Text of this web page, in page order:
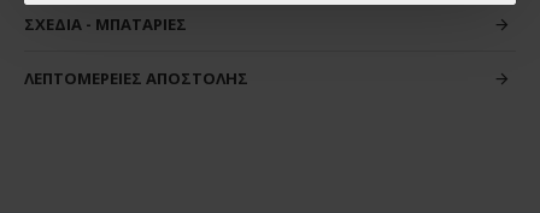
ΣΧΈΔΙΑ - ΜΠΑΤΑΡΊΕΣ
ΛΕΠΤΟΜΈΡΕΙΕΣ ΑΠΟΣΤΟΛΉΣ